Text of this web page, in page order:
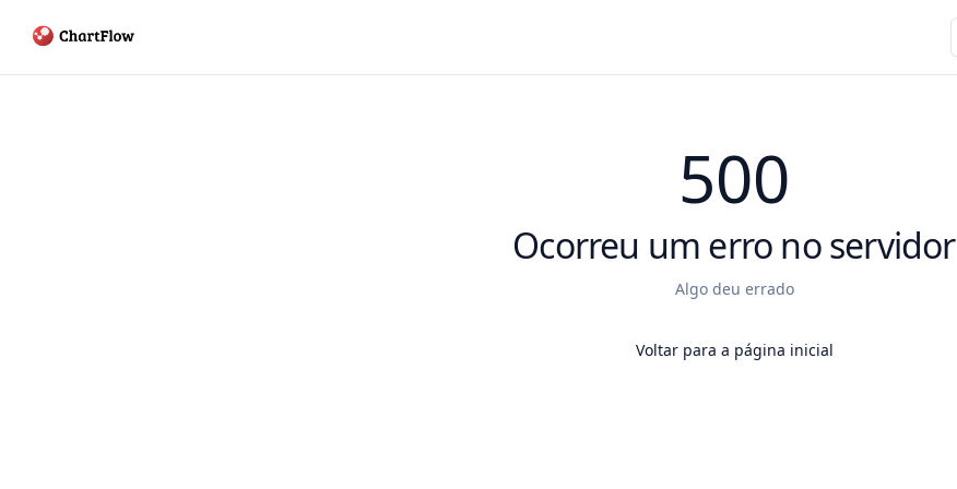
500
Ocorreu um erro no servidor
Algo deu errado
Voltar para a página inicial